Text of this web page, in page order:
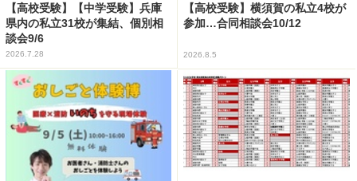
【高校受験】【中学受験】兵庫
県内の私立31校が集結、個別相
談会9/6
2026.7.28
【高校受験】横須賀の私立4校が
参加…合同相談会10/12
2026.8.5